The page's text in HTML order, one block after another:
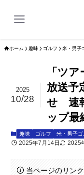
ホーム 趣味 ゴルフ 米・男子
「ツ
放送予
せ 速
ップ最
2025
10/28
趣味 ゴルフ 米・男子
2025年7月14日 2025
当ページのリン